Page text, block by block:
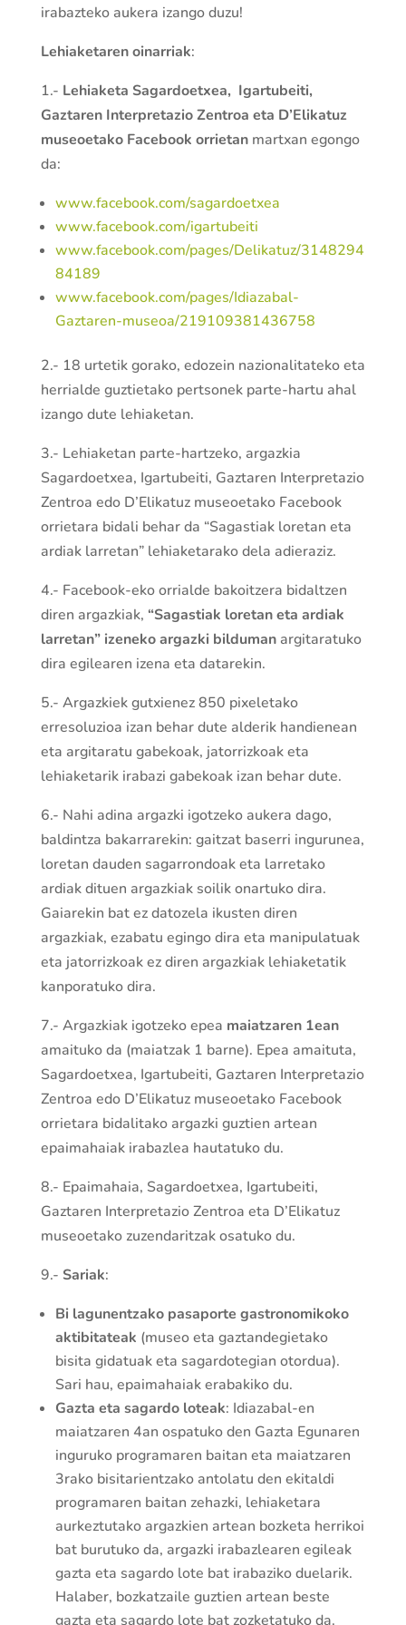
irabazteko aukera izango duzu!
Lehiaketaren oinarriak:
1.- Lehiaketa Sagardoetxea, Igartubeiti,
Gaztaren Interpretazio Zentroa eta D’Elikatuz
museoetako Facebook orrietanmartxan egongo
da:
www.facebook.com/sagardoetxea
www.facebook.com/igartubeiti
www.facebook.com/pages/Delikatuz/3148294
84189
www.facebook.com/pages/Idiazabal-
Gaztaren-museoa/219109381436758
2.- 18 urtetik gorako, edozein nazionalitateko eta
herrialde guztietako pertsonek parte-hartu ahal
izango dute lehiaketan.
3.- Lehiaketan parte-hartzeko, argazkia
Sagardoetxea, Igartubeiti, Gaztaren Interpretazio
Zentroa edo D’Elikatuz museoetako Facebook
orrietara bidali behar da “Sagastiak loretan eta
ardiak larretan” lehiaketarako dela adieraziz.
4.- Facebook-eko orrialde bakoitzera bidaltzen
diren argazkiak, “Sagastiak loretan eta ardiak
larretan” izeneko argazki bildumanargitaratuko
dira egilearen izena eta datarekin.
5.- Argazkiek gutxienez 850 pixeletako
erresoluzioa izan behar dute alderik handienean
eta argitaratu gabekoak, jatorrizkoak eta
lehiaketarik irabazi gabekoak izan behar dute.
6.- Nahi adina argazki igotzeko aukera dago,
baldintza bakarrarekin: gaitzat baserri ingurunea,
loretan dauden sagarrondoak eta larretako
ardiak dituen argazkiak soilik onartuko dira.
Gaiarekin bat ez datozela ikusten diren
argazkiak, ezabatu egingo dira eta manipulatuak
eta jatorrizkoak ez diren argazkiak lehiaketatik
kanporatuko dira.
7.- Argazkiak igotzeko epea maiatzaren 1ean
amaituko da (maiatzak 1 barne). Epea amaituta,
Sagardoetxea, Igartubeiti, Gaztaren Interpretazio
Zentroa edo D’Elikatuz museoetako Facebook
orrietara bidalitako argazki guztien artean
epaimahaiak irabazlea hautatuko du.
8.- Epaimahaia, Sagardoetxea, Igartubeiti,
Gaztaren Interpretazio Zentroa eta D’Elikatuz
museoetako zuzendaritzak osatuko du.
9.- Sariak:
Bi lagunentzako pasaporte gastronomikoko
aktibitateak (museo eta gaztandegietako
bisita gidatuak eta sagardotegian otordua).
Sari hau, epaimahaiak erabakiko du.
Gazta eta sagardo loteak: Idiazabal-en
maiatzaren 4an ospatuko den Gazta Egunaren
inguruko programaren baitan eta maiatzaren
3rako bisitarientzako antolatu den ekitaldi
programaren baitan zehazki, lehiaketara
aurkeztutako argazkien artean bozketa herrikoi
bat burutuko da, argazki irabazlearen egileak
gazta eta sagardo lote bat irabaziko duelarik.
Halaber, bozkatzaile guztien artean beste
gazta eta sagardo lote bat zozketatuko da.